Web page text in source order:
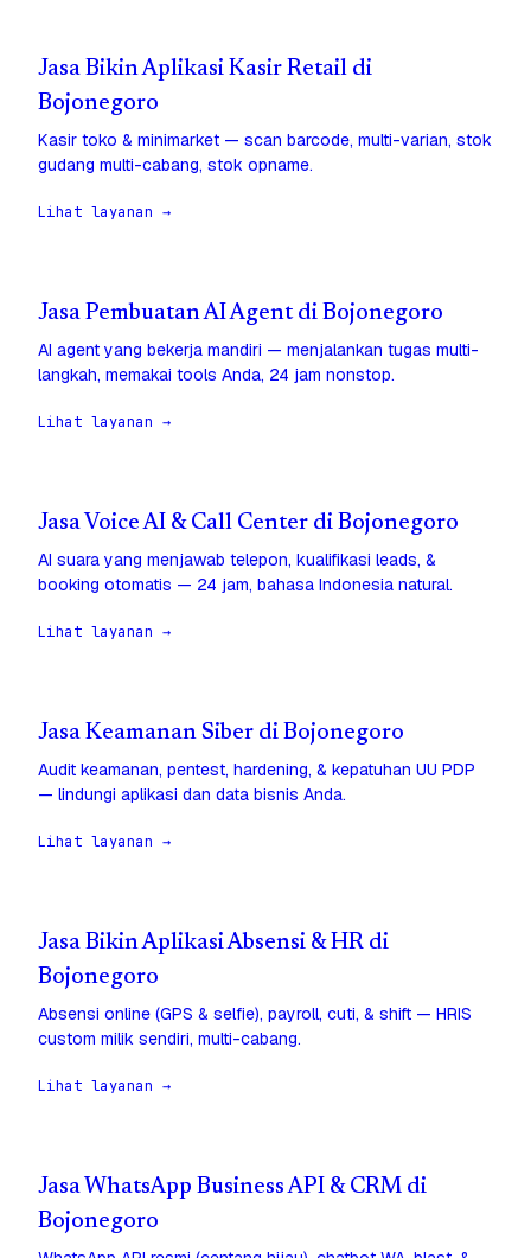
Jasa Bikin Aplikasi Kasir Retail di
Bojonegoro
Kasir toko & minimarket — scan barcode, multi-varian, stok
gudang multi-cabang, stok opname.
Lihat layanan →
Jasa Pembuatan AI Agent di Bojonegoro
AI agent yang bekerja mandiri — menjalankan tugas multi-
langkah, memakai tools Anda, 24 jam nonstop.
Lihat layanan →
Jasa Voice AI & Call Center di Bojonegoro
AI suara yang menjawab telepon, kualifikasi leads, &
booking otomatis — 24 jam, bahasa Indonesia natural.
Lihat layanan →
Jasa Keamanan Siber di Bojonegoro
Audit keamanan, pentest, hardening, & kepatuhan UU PDP
— lindungi aplikasi dan data bisnis Anda.
Lihat layanan →
Jasa Bikin Aplikasi Absensi & HR di
Bojonegoro
Absensi online (GPS & selfie), payroll, cuti, & shift — HRIS
custom milik sendiri, multi-cabang.
Lihat layanan →
Jasa WhatsApp Business API & CRM di
Bojonegoro